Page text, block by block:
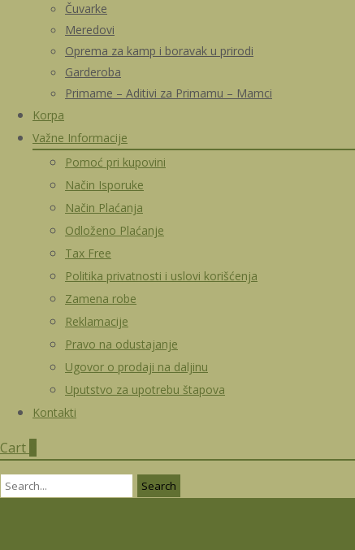
Čuvarke
Meredovi
Oprema za kamp i boravak u prirodi
Garderoba
Primame – Aditivi za Primamu – Mamci
Korpa
Važne Informacije
Pomoć pri kupovini
Način Isporuke
Način Plaćanja
Odloženo Plaćanje
Tax Free
Politika privatnosti i uslovi korišćenja
Zamena robe
Reklamacije
Pravo na odustajanje
Ugovor o prodaji na daljinu
Uputstvo za upotrebu štapova
Kontakti
Cart
Search